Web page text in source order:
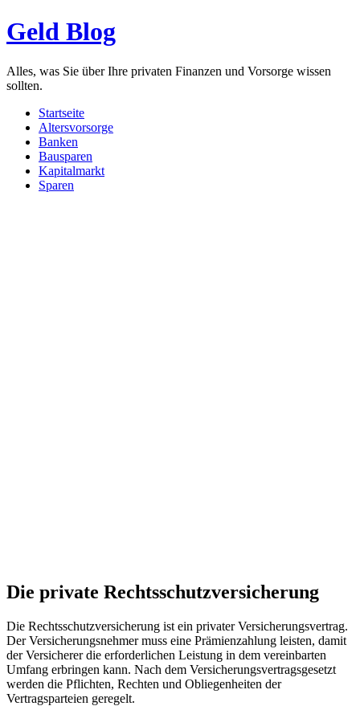
Geld Blog
Alles, was Sie über Ihre privaten Finanzen und Vorsorge wissen
sollten.
Startseite
Altersvorsorge
Banken
Bausparen
Kapitalmarkt
Sparen
Die private Rechtsschutzversicherung
Die Rechtsschutzversicherung ist ein privater Versicherungsvertrag.
Der Versicherungsnehmer muss eine Prämienzahlung leisten, damit
der Versicherer die erforderlichen Leistung in dem vereinbarten
Umfang erbringen kann. Nach dem Versicherungsvertragsgesetzt
werden die Pflichten, Rechten und Obliegenheiten der
Vertragsparteien geregelt.